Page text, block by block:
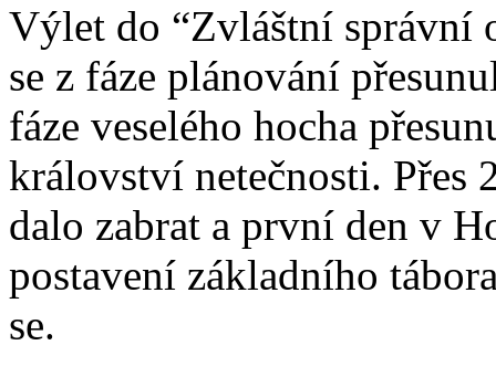
Výlet do “Zvláštní správní
se z fáze plánování
fáze veselého hocha
království netečnosti. Přes
dalo zabrat a první den v
postavení základního
se.